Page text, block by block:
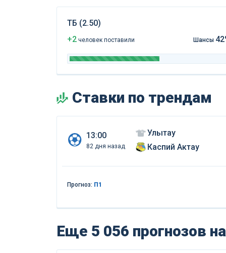
ТБ (2.50)
+2 человек поставили Шансы
Ставки по трендам
13:00
82 дня назад
Улытау
Каспий Актау
Прогноз: П1
Еще 5 056 прогнозов